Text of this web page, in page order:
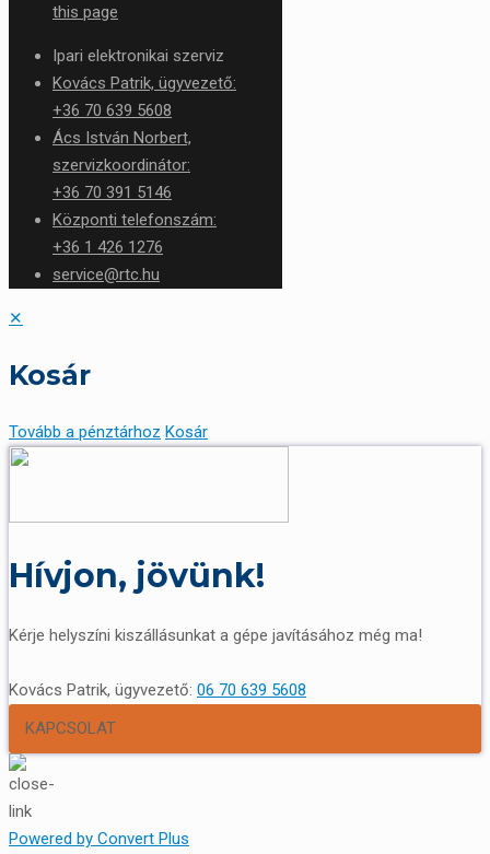
this page
Ipari elektronikai szerviz
Kovács Patrik, ügyvezető:
+36 70 639 5608
Ács István Norbert,
szervizkoordinátor:
+36 70 391 5146
Központi telefonszám:
+36 1 426 1276
service@rtc.hu
✕
Kosár
Tovább a pénztárhoz Kosár
Hívjon, jövünk!
Kérje helyszíni kiszállásunkat a gépe javításához még ma!
Kovács Patrik, ügyvezető: 06 70 639 5608
KAPCSOLAT
Powered by Convert Plus